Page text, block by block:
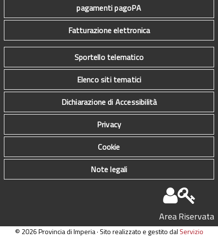
pagamenti pagoPA
Fatturazione elettronica
Sportello telematico
Elenco siti tematici
Dichiarazione di Accessibilità
Privacy
Cookie
Note legali
Area Riservata
© 2026 Provincia di Imperia · Sito realizzato e gestito dal Servizio